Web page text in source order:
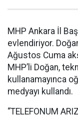
MHP Ankara İl
evlendiriyor.
Ağustos Cuma
MHP’li Doğan,
kullanamayınca
medyayı kullandı.
“TELEFONUM